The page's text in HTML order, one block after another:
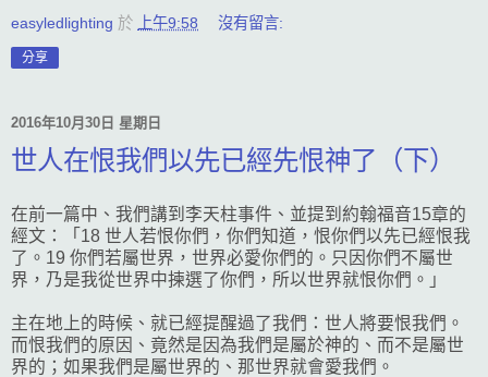
easyledlighting 於 上午9:58 沒有留言:
分享
2016年10月30日 星期日
世人在恨我們以先已經先恨神了（下）
在前一篇中、我們講到李天柱事件、並提到約翰福音15章的
經文：「18 世人若恨你們，你們知道，恨你們以先已經恨我
了。19 你們若屬世界，世界必愛你們的。只因你們不屬世
界，乃是我從世界中揀選了你們，所以世界就恨你們。」
主在地上的時候、就已經提醒過了我們：世人將要恨我們。
而恨我們的原因、竟然是因為我們是屬於神的、而不是屬世
界的；如果我們是屬世界的、那世界就會愛我們。